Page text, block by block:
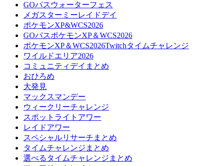
GOパスウォーターフェス
メガスターミーレイドデイ
ポケモンXP&WCS2026
GOパスポケモンXP＆WCS2026
ポケモンXP＆WCS2026Twitchタイムチャレンジ
ワイルドエリア2026
コミュニティデイまとめ
おひろめ
大発見
マックスマンデー
ウィークリーチャレンジ
スポットライトアワー
レイドアワー
スペシャルリサーチまとめ
タイムチャレンジまとめ
選べるタイムチャレンジまとめ